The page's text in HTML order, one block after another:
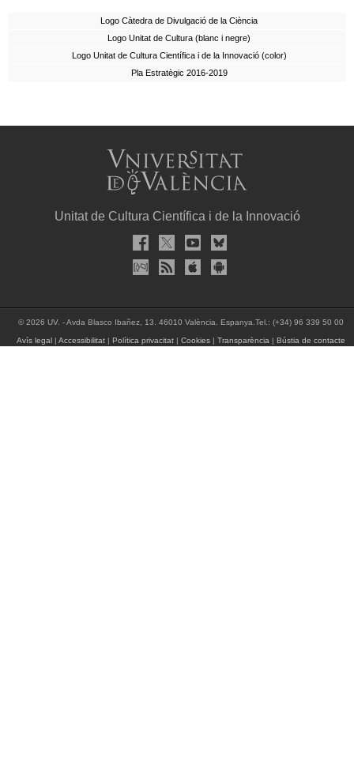
Logo Càtedra de Divulgació de la Ciència
Logo Unitat de Cultura (blanc i negre)
Logo Unitat de Cultura Científica i de la Innovació (color)
Pla Estratègic 2016-2019
Unitat de Cultura Científica i de la Innovació
© 2026 UV. - Avda Blasco Ibañez, 13. 46010 València. Espanya.Tel.: (+34) 96 339 50 00
Avís legal| Accessibilitat| Política privacitat| Cookies| Transparència| Bústia de contacte